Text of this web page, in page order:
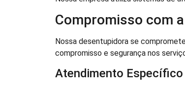
Compromisso com
Nossa desentupidora se
compromisso e segurança nos
Atendimento Específico